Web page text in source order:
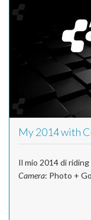
My 2014 with
Il mio 2014 di
Camera: Photo +